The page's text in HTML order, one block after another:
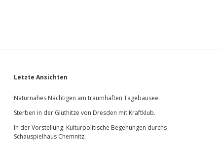
Sidebar
Letzte Ansichten
Naturnahes Nächtigen am traumhaften Tagebausee.
Sterben in der Gluthitze von Dresden mit Kraftklub.
In der Vorstellung: Kulturpolitische Begehungen durchs
Schauspielhaus Chemnitz.